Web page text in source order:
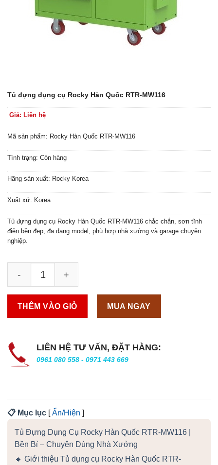
Tủ đựng dụng cụ Rocky Hàn Quốc RTR-MW116
Giá: Liên hệ
Mã sản phẩm: Rocky Hàn Quốc RTR-MW116
Tình trạng: Còn hàng
Hãng sản xuất: Rocky Korea
Xuất xứ: Korea
Tủ đựng dụng cụ Rocky Hàn Quốc RTR-MW116 chắc chắn, sơn tĩnh
điện bền đẹp, đa dạng model, phù hợp nhà xưởng và garage chuyên
nghiệp.
THÊM VÀO GIỎ MUA NGAY
LIÊN HỆ TƯ VẤN, ĐẶT HÀNG:
0961 080 558 - 0971 443 669
📋 Mục lục [Ẩn/Hiện ]
Tủ Đựng Dụng Cụ Rocky Hàn Quốc RTR-MW116 |
Bền Bỉ – Chuyên Dùng Nhà Xưởng
🔹 Giới thiệu Tủ dụng cụ Rocky Hàn Quốc RTR-